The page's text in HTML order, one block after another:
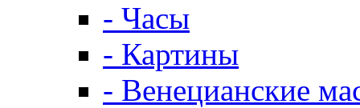
- Часы
- Картины
- Венецианские